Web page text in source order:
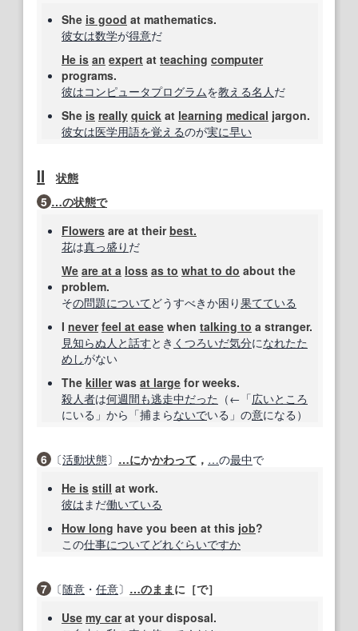
She is good at mathematics.
彼女は数学が得意だ
He is an expert at teaching computer
programs.
彼はコンピュータプログラムを教える名人だ
She is really quick at learning medical jargon.
彼女は医学用語を覚えるのが実に早い
Ⅱ
状態
5 …の状態で
Flowers are at theirbest.
花は真っ盛り だ
We are at a loss as to what to do about the
problem.
その問題についてどうすべきか困り果てている
I never feel at ease when talking to a stranger.
見知らぬ人 と話すとき くつろいだ気分になれたた
めしがない
The killerwas at large for weeks.
殺人者は何週間も逃走中だった （←「広いところ
にいる」から「捕まらないでいる」の意になる）
6 〔活動状態〕 …にかかわって ， …の最中で
He is still at work.
彼はまだ働いている
How long have you been at this job?
この仕事についてどれぐらいですか
7 〔随意 ・ 任意〕 …のままに［で］
Use my carat your disposal.